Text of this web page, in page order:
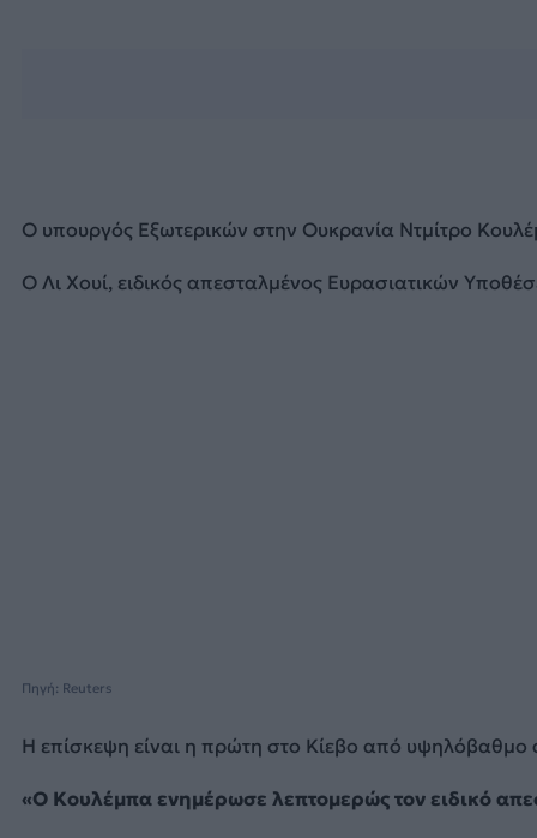
Ο υπουργός Εξωτερικών στην Ουκρανία Ντμίτρο
Ο Λι Χουί, ειδικός απεσταλμένος Ευρασιατικών
Πηγή: Reuters
Η επίσκεψη είναι η πρώτη στο Κίεβο από υψηλόβαθμο
«Ο Κουλέμπα ενημέρωσε λεπτομερώς τον ειδικό